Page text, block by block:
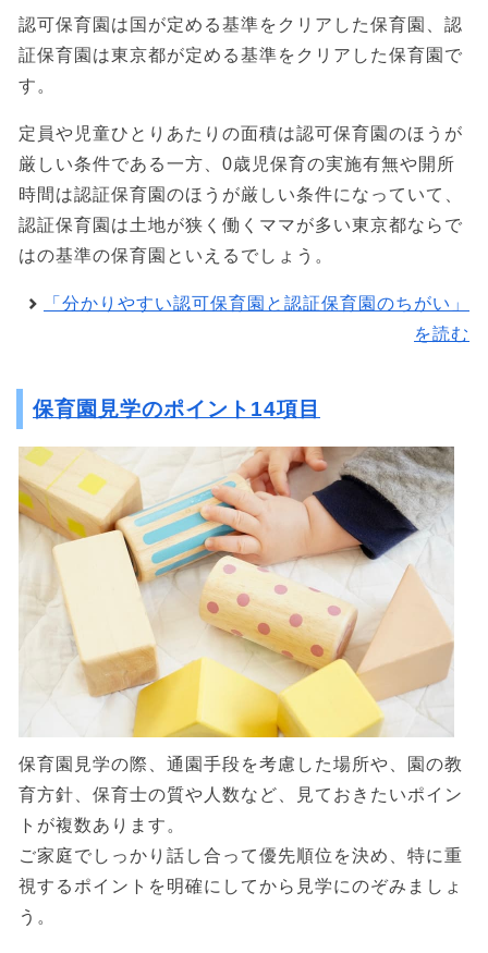
認可保育園は国が定める基準をクリアした保育園、認
証保育園は東京都が定める基準をクリアした保育園で
す。
定員や児童ひとりあたりの面積は認可保育園のほうが
厳しい条件である一方、0歳児保育の実施有無や開所
時間は認証保育園のほうが厳しい条件になっていて、
認証保育園は土地が狭く働くママが多い東京都ならで
はの基準の保育園といえるでしょう。
「分かりやすい認可保育園と認証保育園のちがい」
を読む
保育園見学のポイント14項目
保育園見学の際、通園手段を考慮した場所や、園の教
育方針、保育士の質や人数など、見ておきたいポイン
トが複数あります。
ご家庭でしっかり話し合って優先順位を決め、特に重
視するポイントを明確にしてから見学にのぞみましょ
う。